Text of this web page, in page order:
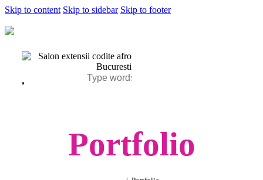
Skip to content Skip to sidebar Skip to footer
Portfolio